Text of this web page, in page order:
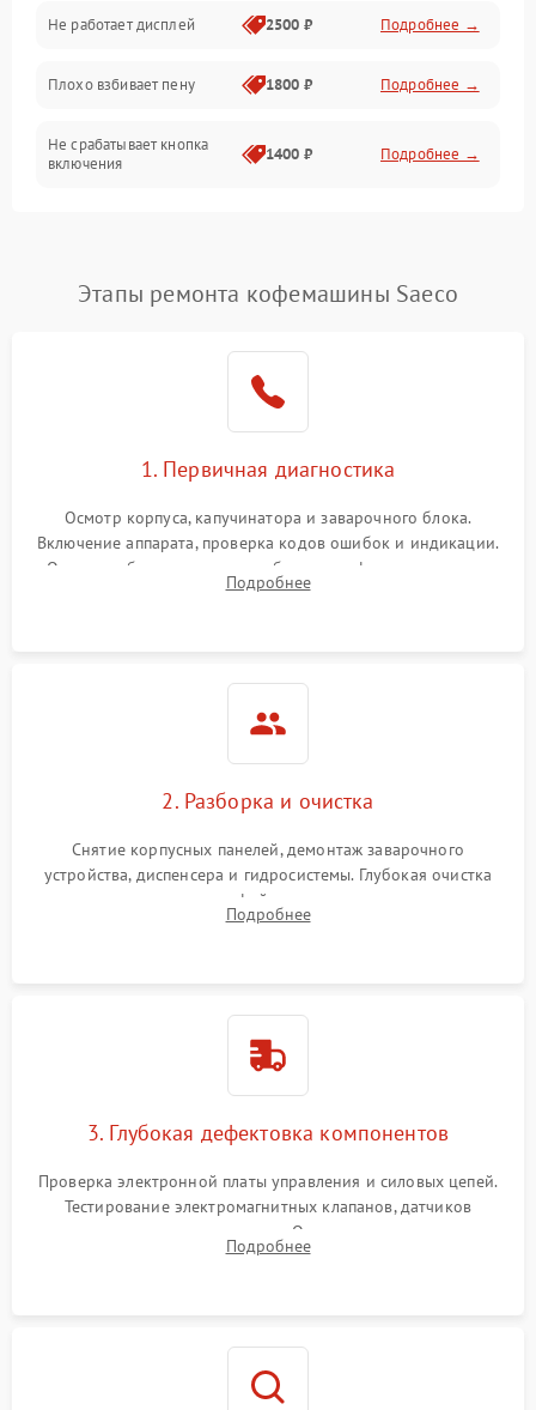
Не работает дисплей 2500 ₽ Подробнее →
Плохо взбивает пену 1800 ₽ Подробнее →
Не срабатывает кнопка
включения
1400 ₽ Подробнее →
Постоянные сбои в работе 1500 ₽ Подробнее →
Этапы ремонта кофемашины Saeco
1. Первичная диагностика
Осмотр корпуса, капучинатора и заварочного блока.
Включение аппарата, проверка кодов ошибок и индикации.
Оценка работы помпы, термоблока и кофемолки на слух.
Измерение температуры и давления воды для выявления
Подробнее
2. Разборка и очистка
Снятие корпусных панелей, демонтаж заварочного
устройства, диспенсера и гидросистемы. Глубокая очистка
внутренних узлов от кофейных масел, жмыха и накипи.
Промывка дренажных каналов и фильтров с использованием
Подробнее
3. Глубокая дефектовка компонентов
Проверка электронной платы управления и силовых цепей.
Тестирование электромагнитных клапанов, датчиков
температуры и расходомера. Оценка степени износа
жерновов кофемолки, уплотнительных колец гидросистемы
Подробнее